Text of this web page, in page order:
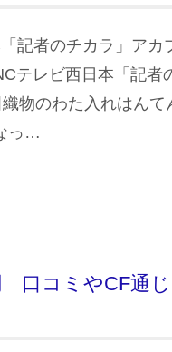
記者のチカラ」ア
テレビ西日本「記者
物のわた入れはんて
っ…
口コミやCF通